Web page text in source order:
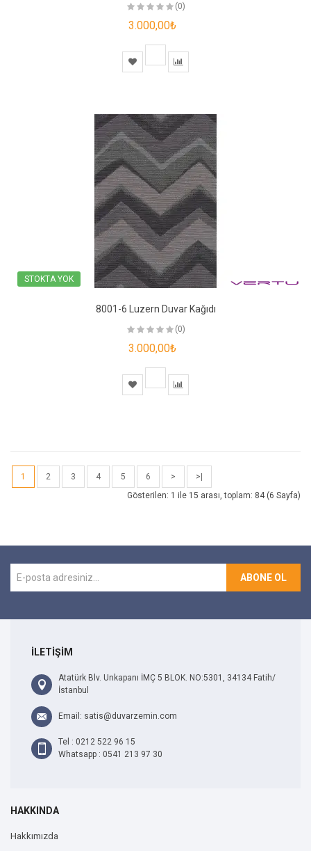
(0)
3.000,00₺
STOKTA YOK
8001-6 Luzern Duvar Kağıdı
(0)
3.000,00₺
1 2 3 4 5 6 >
>|
Gösterilen: 1 ile 15 arası, toplam: 84 (6 Sayfa)
ABONE OL
İLETİŞİM
Atatürk Blv. Unkapanı İMÇ 5 BLOK. NO:5301, 34134 Fatih/
İstanbul
Email: satis@duvarzemin.com
Tel : 0212 522 96 15
Whatsapp : 0541 213 97 30
HAKKINDA
Hakkımızda